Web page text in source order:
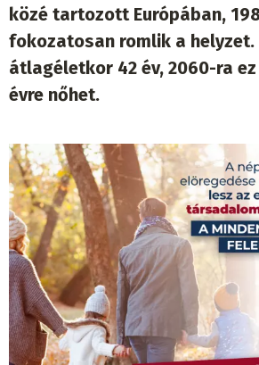
közé tartozott Európában,
fokozatosan romlik a helyzet.
átlagéletkor 42 év, 2060-ra
évre nőhet.